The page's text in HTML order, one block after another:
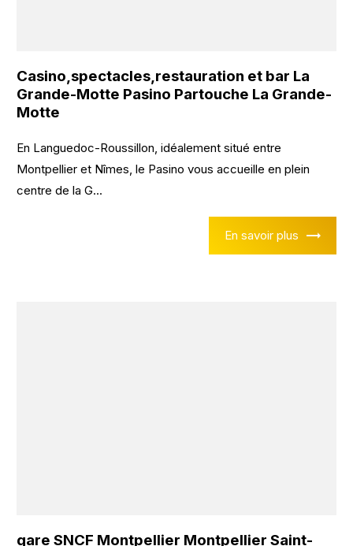
Casino,spectacles,restauration et bar La
Grande-Motte Pasino Partouche La Grande-
Motte
En Languedoc-Roussillon, idéalement situé entre
Montpellier et Nîmes, le Pasino vous accueille en plein
centre de la G...
En savoir plus
gare SNCF Montpellier Montpellier Saint-